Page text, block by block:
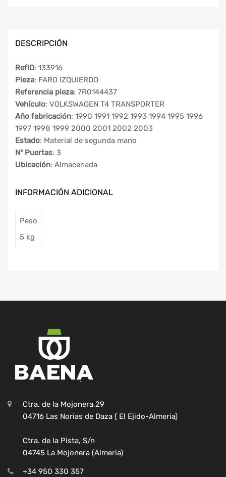
DESCRIPCIÓN
RefID: 133916
Pieza: FARO IZQUIERDO
Referencia pieza: 7R0144437
Vehículo: VOLKSWAGEN T4 TRANSPORTER
Año fabricación: 1990 1991 1992 1993 1994 1995 1996
1997 1998 1999 2000 2001 2002 2003
Estado: Material de segunda mano
Nº Puertas: 3
Ubicación: Almacenada
INFORMACIÓN ADICIONAL
Peso
5 kg
Ctra. de la Mojonera,29
04716 Las Norias de Daza ( El Ejido-Almeria)
Ctra. de la Pista, S/n
04745 La Mojonera (Almeria)
+34 950 330 357